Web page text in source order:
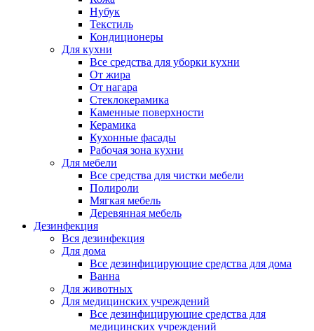
Нубук
Текстиль
Кондиционеры
Для кухни
Все средства для уборки кухни
От жира
От нагара
Стеклокерамика
Каменные поверхности
Керамика
Кухонные фасады
Рабочая зона кухни
Для мебели
Все средства для чистки мебели
Полироли
Мягкая мебель
Деревянная мебель
Дезинфекция
Вся дезинфекция
Для дома
Все дезинфицирующие средства для дома
Ванна
Для животных
Для медицинских учреждений
Все дезинфицирующие средства для
медицинских учреждений